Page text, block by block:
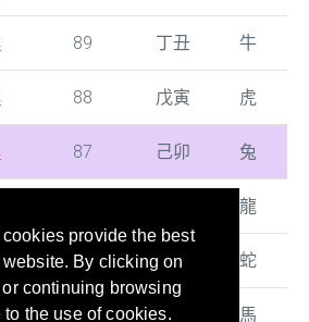
provide the best
By clicking on
continuing browsing
the use of cookies.
89 丁丑 牛
88 戊寅 虎
87 己卯 兔
龍
85 辛巳 蛇
84 壬午 馬